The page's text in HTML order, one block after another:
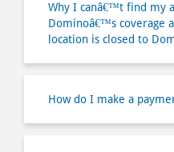
How do I make a
How long does it takes